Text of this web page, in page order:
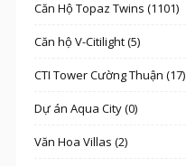
Căn Hộ Topaz Twins (1101)
Căn hộ V-Citilight (5)
CTI Tower Cường Thuận (17)
Dự án Aqua City (0)
Văn Hoa Villas (2)